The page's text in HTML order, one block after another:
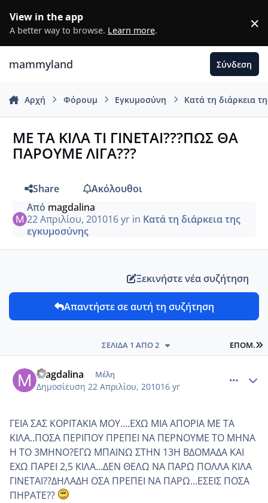
View in the app
A better way to browse. Learn more. ×
mammyland Σύνδεση
Αρχή Φόρουμ Εγκυμοσύνη Κατά τη διάρκεια
ΜΕ ΤΑ ΚΙΛΑ ΤΙ ΓΙΝΕΤΑΙ???ΠΩΣ ΘΑ
ΠΑΡΟΥΜΕ ΛΙΓΑ???
Share
Ακόλουθοι
Από magdalina
22 Απριλίου, 201016 yrin Κατά τη διάρκεια της
εγκυμοσύνης
Ξεκινήστε νέα συζήτηση
Απαντήστε σε αυτή τη συζήτηση
ΕΠΌΜ.
ΣΕΛΊΔΑ 1 ΑΠΌ 2
magdalina Μέλη
Δημοσίευση 22 Απριλίου, 201016 yr
ΓΕΙΑ ΣΑΣ ΚΟΡΙΤΑΚΙΑ ΜΟΥ....ΕΧΩ ΜΙΑ ΑΠΟΡΙΑ ΜΕ ΤΑ
ΚΙΛΑ..ΠΟΣΑ ΠΕΡΙΠΟΥ ΠΡΕΠΕΙ ΝΑ ΠΕΡΝΟΥΜΕ ΤΟ ΜΗΝΑ
Η ΤΟ 3ΜΗΝΟ?ΕΓΩ ΜΠΑΙΝΩ ΣΤΗΝ 13Η ΒΔΟΜΑΔΑ ΚΑΙ
ΕΧΩ ΠΑΡΕΙ 2,5 ΚΙΛΑ...ΔΕΝ ΘΕΛΩ ΝΑ ΠΑΡΩ ΠΟΛΛΑ ΚΙΛΑ
ΓΙΝΕΤΑΙ??ΔΗΛΑΔΗ ΟΣΑ ΠΡΕΠΕΙ ΝΑ ΠΑΡΩ...ΕΣΕΙΣ ΠΟΣΑ
ΠΗΡΑΤΕ??